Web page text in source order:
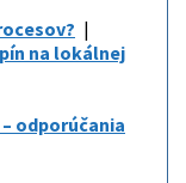
na lokálnej
odporúčania